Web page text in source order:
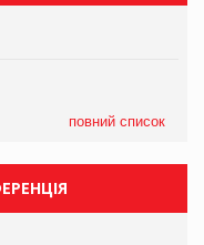
повний список